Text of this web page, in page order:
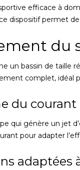
efficace à
dispositif permet
du
un bassin de taille
complet, idéal
du courant
qui génère un jet
pour adapter
adaptées